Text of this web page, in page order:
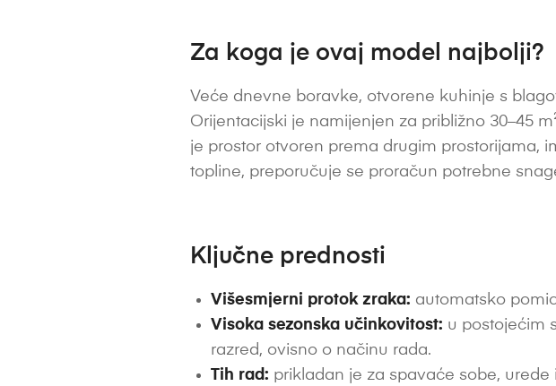
Za koga je ovaj model najbolji?
Veće dnevne boravke, otvorene kuhinje s
Orijentacijski je namijenjen za približno 30–45
je prostor otvoren prema drugim prostorijama,
topline, preporučuje se proračun potrebne
Ključne prednosti
Višesmjerni protok zraka: automatsko
Visoka sezonska učinkovitost: u postojećim
razred, ovisno o načinu rada.
Tih rad: prikladan je za spavaće sobe,